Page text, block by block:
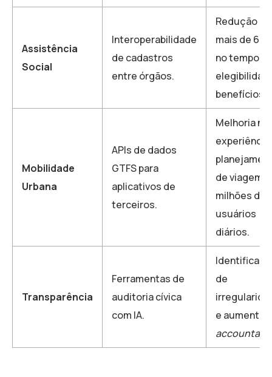
Assistência
Social
Interoperabilidade
de cadastros
entre órgãos.
Redução de
mais de
no tempo
benefícios.
Mobilidade
Urbana
APIs de dados
GTFS para
aplicativos de
terceiros.
Melhoria na
experiência
de viagem
milhões de
usuários
diários.
Transparência
Ferramentas de
auditoria cívica
com IA.
de
e aumento